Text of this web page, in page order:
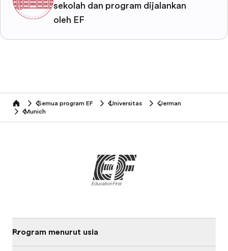
sekolah dan program dijalankan
oleh EF
home Semua program EF Universitas
Jerman
Munich
Program menurut usia